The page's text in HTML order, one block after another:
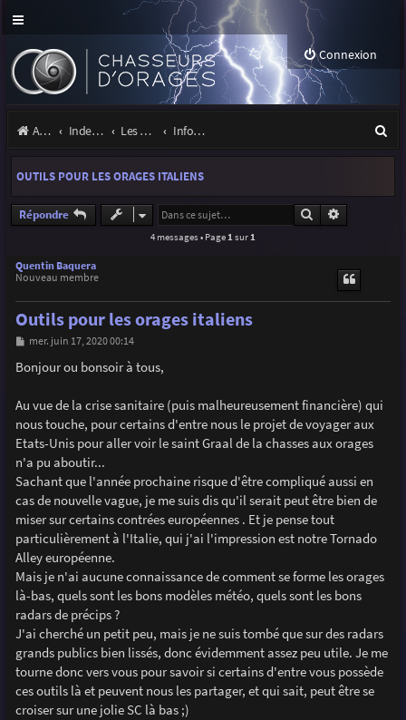
Connexion
Accueil Index du forum Les orages Infos, projets et liens utiles à la communauté
e
OUTILS POUR LES ORAGES ITALIENS
Répondre Rechercher
4 messages • Page 1 sur 1
Quentin Baquera
Nouveau membre
Outils pour les orages italiens
M
s
s
e
mer. juin 17, 2020 00:14
Bonjour ou bonsoir à tous,
Au vue de la crise sanitaire (puis malheureusement financière) qui
nous touche, pour certains d'entre nous le projet de voyager aux
Etats-Unis pour aller voir le saint Graal de la chasses aux orages
n'a pu aboutir...
Sachant que l'année prochaine risque d'être compliqué aussi en
cas de nouvelle vague, je me suis dis qu'il serait peut être bien de
miser sur certains contrées européennes . Et je pense tout
particulièrement à l'Italie, qui j'ai l'impression est notre Tornado
Alley européenne.
Mais je n'ai aucune connaissance de comment se forme les orages
là-bas, quels sont les bons modèles météo, quels sont les bons
radars de précips ?
J'ai cherché un petit peu, mais je ne suis tombé que sur des radars
grands publics bien lissés, donc évidemment assez peu utile. Je me
tourne donc vers vous pour savoir si certains d'entre vous possède
ces outils là et peuvent nous les partager, et qui sait, peut être se
croiser sur une jolie SC là bas ;)